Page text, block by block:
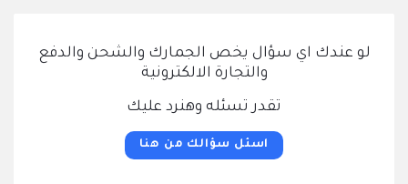
لو عندك اي سؤال يخص الجمارك والشحن والدفع
والتجارة الالكترونية
تقدر تسئله وهنرد عليك
اسئل سؤالك من هنا